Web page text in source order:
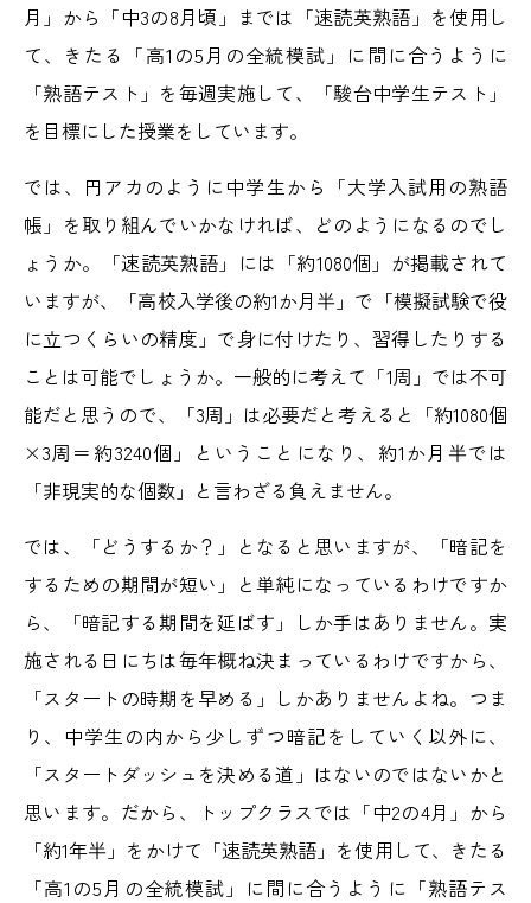
月」から「中3の8月頃」までは「速読英熟語」を使用し
て、きたる「高1の5月の全統模試」に間に合うように
「熟語テスト」を毎週実施して、「駿台中学生テスト」
を目標にした授業をしています。
では、円アカのように中学生から「大学入試用の熟語
帳」を取り組んでいかなければ、どのようになるのでし
ょうか。「速読英熟語」には「約1080個」が掲載されて
いますが、「高校入学後の約1か月半」で「模擬試験で役
に立つくらいの精度」で身に付けたり、習得したりする
ことは可能でしょうか。一般的に考えて「1周」では不可
能だと思うので、「3周」は必要だと考えると「約1080個
×3周＝約3240個」ということになり、約1か月半では
「非現実的な個数」と言わざる負えません。
では、「どうするか？」となると思いますが、「暗記を
するための期間が短い」と単純になっているわけですか
ら、「暗記する期間を延ばす」しか手はありません。実
施される日にちは毎年概ね決まっているわけですから、
「スタートの時期を早める」しかありませんよね。つま
り、中学生の内から少しずつ暗記をしていく以外に、
「スタートダッシュを決める道」はないのではないかと
思います。だから、トップクラスでは「中2の4月」から
「約1年半」をかけて「速読英熟語」を使用して、きたる
「高1の5月の全統模試」に間に合うように「熟語テス